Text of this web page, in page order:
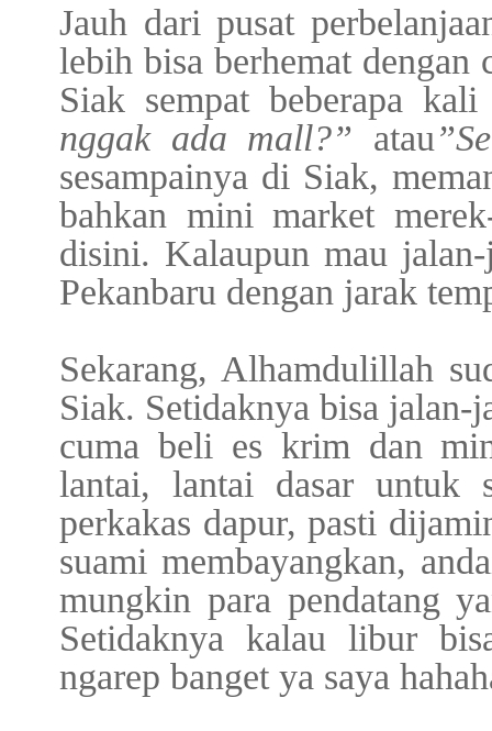
Jauh dari pusat
lebih bisa berhemat dengan
Siak sempat beberapa
nggak ada mall?” atau
sesampainya di Siak,
bahkan mini market
disini. Kalaupun mau
Pekanbaru dengan jarak
Sekarang, Alhamdulillah
Siak. Setidaknya bisa jalan-
cuma beli es krim dan
lantai, lantai dasar untuk
perkakas dapur, pasti
suami membayangkan,
mungkin para pendatang
Setidaknya kalau libur
ngarep banget ya saya